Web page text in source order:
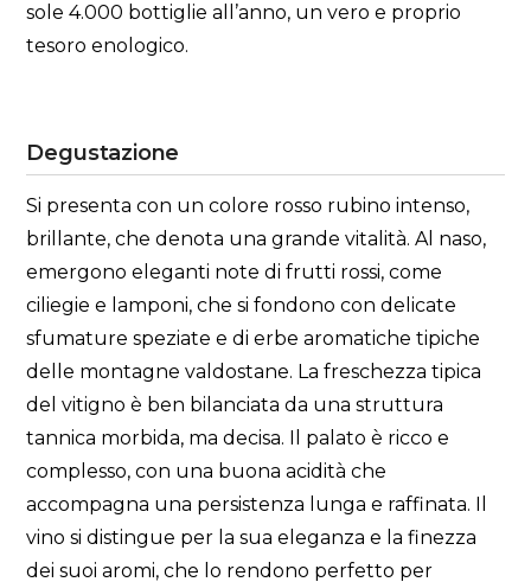
sole 4.000 bottiglie all’anno, un vero e proprio
tesoro enologico.
Degustazione
Si presenta con un colore rosso rubino intenso,
brillante, che denota una grande vitalità. Al naso,
emergono eleganti note di frutti rossi, come
ciliegie e lamponi, che si fondono con delicate
sfumature speziate e di erbe aromatiche tipiche
delle montagne valdostane. La freschezza tipica
del vitigno è ben bilanciata da una struttura
tannica morbida, ma decisa. Il palato è ricco e
complesso, con una buona acidità che
accompagna una persistenza lunga e raffinata. Il
vino si distingue per la sua eleganza e la finezza
dei suoi aromi, che lo rendono perfetto per